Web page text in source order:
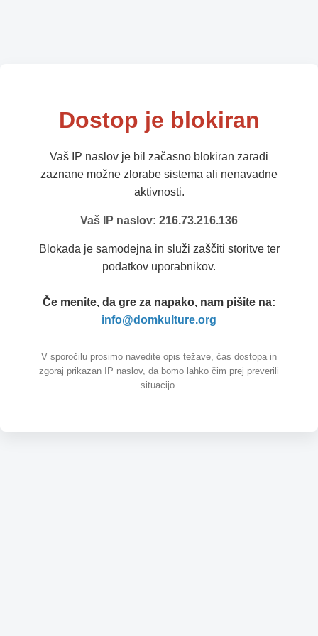
Dostop je blokiran
Vaš IP naslov je bil začasno blokiran zaradi
zaznane možne zlorabe sistema ali nenavadne
aktivnosti.
Vaš IP naslov: 216.73.216.136
Blokada je samodejna in služi zaščiti storitve ter
podatkov uporabnikov.
Če menite, da gre za napako, nam pišite na:
info@domkulture.org
V sporočilu prosimo navedite opis težave, čas dostopa in
zgoraj prikazan IP naslov, da bomo lahko čim prej preverili
situacijo.